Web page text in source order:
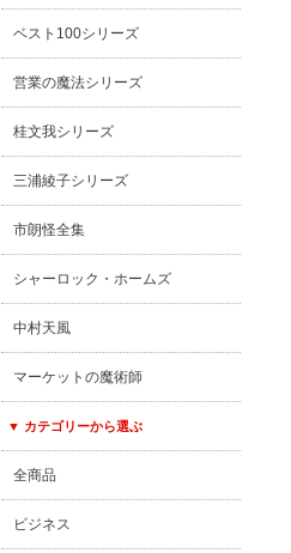
ベスト100シリーズ
営業の魔法シリーズ
桂文我シリーズ
三浦綾子シリーズ
市朗怪全集
シャーロック・ホームズ
中村天風
マーケットの魔術師
▼ カテゴリーから選ぶ
全商品
ビジネス